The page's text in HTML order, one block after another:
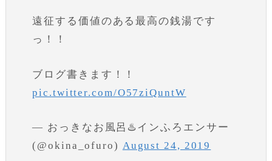
遠征する価値のある最高の銭湯です
っ！！
ブログ書きます！！
pic.twitter.com/O57ziQuntW
— おっきなお風呂♨️インふろエンサー
(@okina_ofuro) August 24, 2019